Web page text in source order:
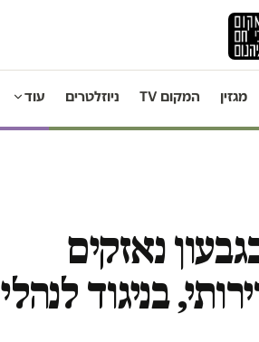
מגזין המקום TV ניוזלטרים עוד
נאזקים
בניגוד לנהלי